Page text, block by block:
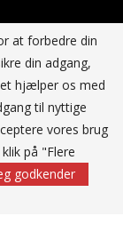
at forbedre din
din adgang,
hjælper os med
til nyttige
vores brug
på "Flere
godkender